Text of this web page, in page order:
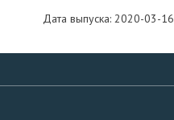
Дата выпуска: 2020-03-16